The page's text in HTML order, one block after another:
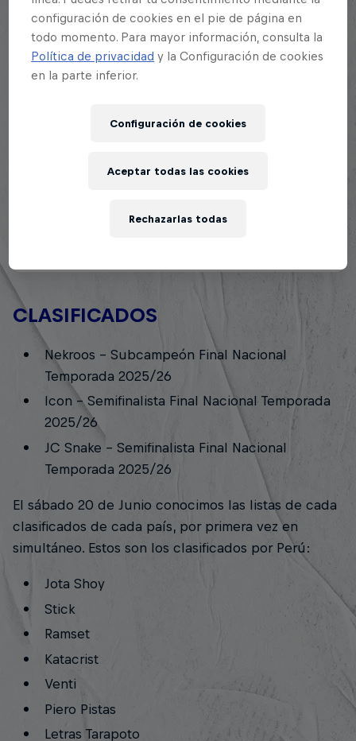
Almendrades
Campeón
Semifinalista
CLASIFICADOS
Nekroos - Subcampeón Final Nacional
Temporada 2025/26
Icon - Semifinalista Final Nacional Temporada
2025/26
JC Snake - Semifinalista Final Nacional
Temporada 2025/26
El sábado 20 de Junio conocimos las listas de cada
clasificados de cada país, por primera vez en
simultáneo. Estos son los clasificados por Perú:
Jota Shoy
Stick
Ramset
Katacrist
Venti
Piero Pistas
Letras Tarapoto
configuración de cookies en el pie de página en
todo momento. Para mayor información, consulta la
Política de privacidad y la Configuración de cookies
en la parte inferior.
Configuración de cookies
Rechazarlas todas
Aceptar todas las cookies